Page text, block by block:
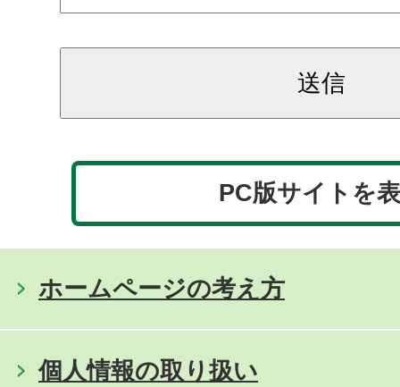
PC版サイトを
ホームページの考え方
個人情報の取り扱い